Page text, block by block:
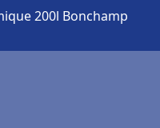
200l Bonchamp